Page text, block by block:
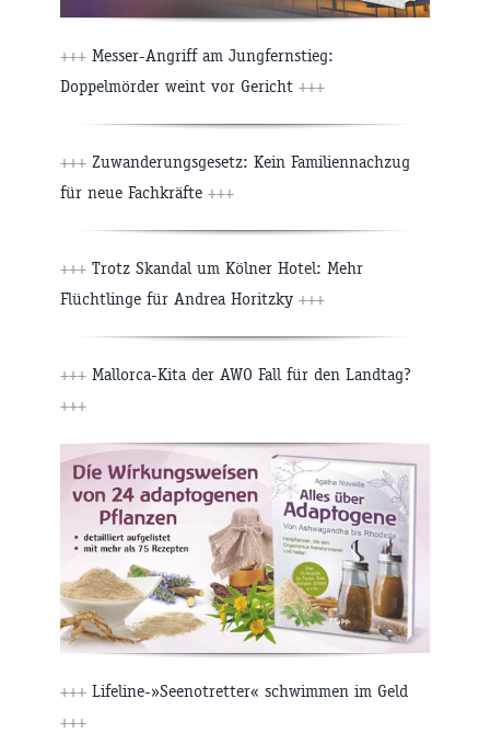
+++ Messer-Angriff am Jungfernstieg:
Doppelmörder weint vor Gericht +++
+++ Zuwanderungsgesetz: Kein Familiennachzug
für neue Fachkräfte +++
+++ Trotz Skandal um Kölner Hotel: Mehr
Flüchtlinge für Andrea Horitzky +++
+++ Mallorca-Kita der AWO Fall für den Landtag?
+++
+++ Lifeline-»Seenotretter« schwimmen im Geld
+++